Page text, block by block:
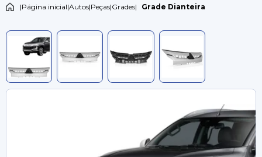
|Página inicial|Autos|Peças|Grades| Grade Dianteira